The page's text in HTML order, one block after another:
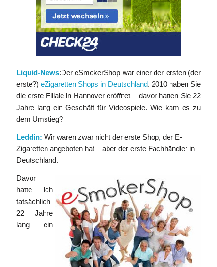
Liquid-News:Der eSmokerShop war einer der ersten (der
erste?) eZigaretten Shops in Deutschland. 2010 haben Sie
die erste Filiale in Hannover eröffnet – davor hatten Sie 22
Jahre lang ein Geschäft für Videospiele. Wie kam es zu
dem Umstieg?
Leddin: Wir waren zwar nicht der erste Shop, der E-
Zigaretten angeboten hat – aber der erste Fachhändler in
Deutschland.
Davor
hatte ich
tatsächlich
22 Jahre
lang ein